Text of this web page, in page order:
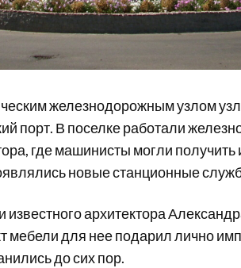
железнодорожным узлом
порт. В поселке работали
где машинисты могли
новые станционные
известного архитектора
мебели для нее подарил лично
до сих пор.